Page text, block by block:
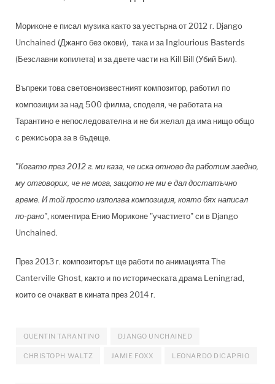
Мориконе е писал музика както за уестърна от 2012 г. Django
Unchained (Джанго без окови), така и за Inglourious Basterds
(Безславни копилета) и за двете части на Kill Bill (Убий Бил).
Въпреки това световноизвестният композитор, работил по
композиции за над 500 филма, споделя, че работата на
Тарантино е непоследователна и не би желал да има нищо общо
с режисьора за в бъдеще.
"Когато през 2012 г. ми каза, че иска отново да работим заедно,
му отговорих, че не мога, защото не ми е дал достатъчно
време. И той просто използва композиция, която бях написал
по-рано", коментира Енио Мориконе "участието" си в Django
Unchained.
През 2013 г. композиторът ще работи по анимацията The
Canterville Ghost, както и по историческата драма Leningrad,
които се очакват в кината през 2014 г.
QUENTIN TARANTINO DJANGO UNCHAINED
CHRISTOPH WALTZ JAMIE FOXX LEONARDO DICAPRIO